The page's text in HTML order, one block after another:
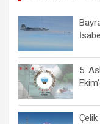
5.
Çelik